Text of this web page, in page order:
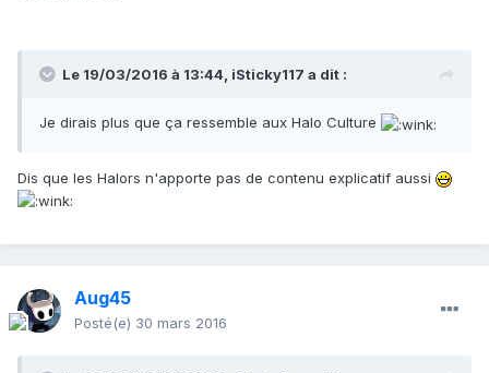
Le 19/03/2016 à 13:44, iSticky117 a dit :
Je dirais plus que ça ressemble aux Halo Culture
Dis que les Halors n'apporte pas de contenu explicatif aussi
Aug45
Posté(e) 30 mars 2016